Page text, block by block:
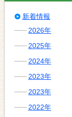
新着情報
2026年
2025年
2024年
2023年
2023年
2022年